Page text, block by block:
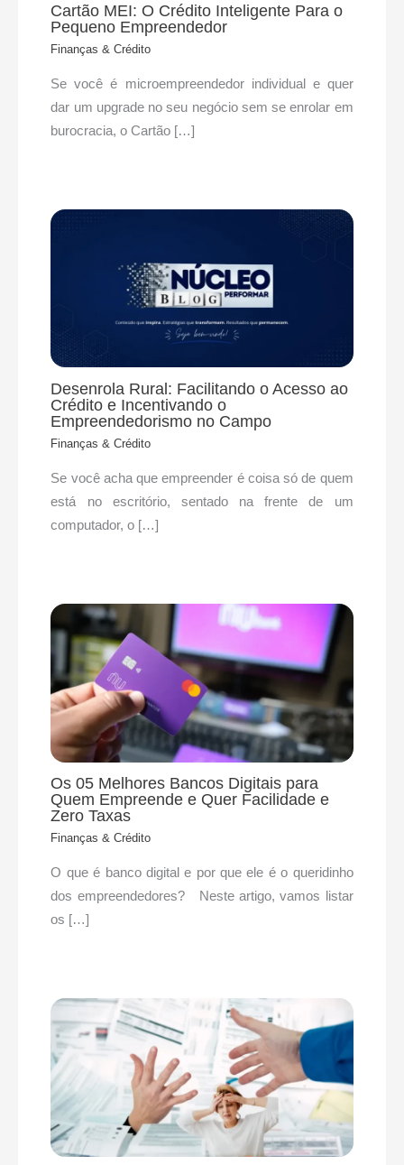
Cartão MEI: O Crédito Inteligente Para o
Pequeno Empreendedor
Finanças & Crédito
Se você é microempreendedor individual e quer
dar um upgrade no seu negócio sem se enrolar em
burocracia, o Cartão […]
Desenrola Rural: Facilitando o Acesso ao
Crédito e Incentivando o
Empreendedorismo no Campo
Finanças & Crédito
Se você acha que empreender é coisa só de quem
está no escritório, sentado na frente de um
computador, o […]
Os 05 Melhores Bancos Digitais para
Quem Empreende e Quer Facilidade e
Zero Taxas
Finanças & Crédito
O que é banco digital e por que ele é o queridinho
dos empreendedores? Neste artigo, vamos listar
os […]